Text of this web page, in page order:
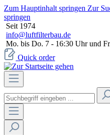
Zum Hauptinhalt springen Zur
springen
Seit 1974
info@luftfilterbau.de
Mo. bis Do. 7 - 16:30 Uhr und
Quick order